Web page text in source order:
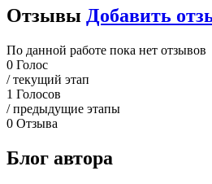
Отзывы Добавить
По данной работе пока нет отзывов
0 Голос
/ текущий этап
1 Голосов
/ предыдущие этапы
0 Отзыва
Блог автора